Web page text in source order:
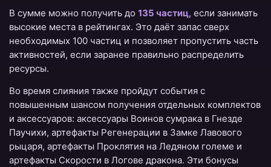
В сумме можно получить до 135 частиц, если занимать
высокие места в рейтингах. Это даёт запас сверх
необходимых 100 частиц и позволяет пропустить часть
активностей, если заранее правильно распределить
ресурсы.
Во время слияния также пройдут события с
повышенным шансом получения отдельных комплектов
и аксессуаров: аксессуары Воинов сумрака в Гнезде
Паучихи, артефакты Регенерации в Замке Лавового
рыцаря, артефакты Проклятия на Ледяном големе и
артефакты Скорости в Логове дракона. Эти бонусы